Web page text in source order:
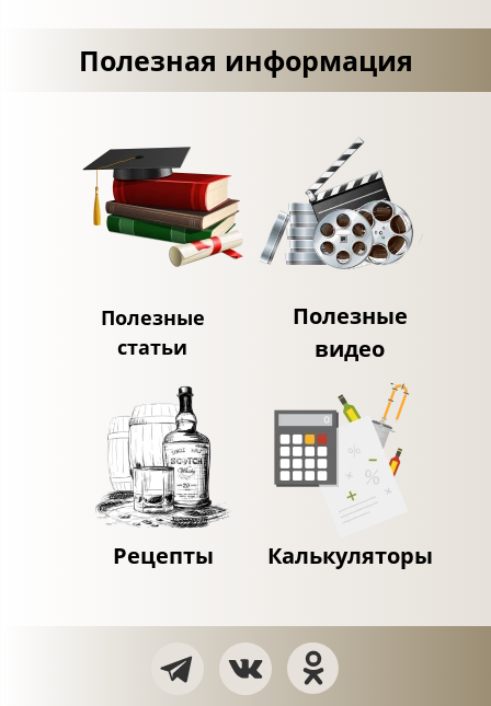
Полезная информация
Полезные
статьи
Полезные
видео
Рецепты Калькуляторы